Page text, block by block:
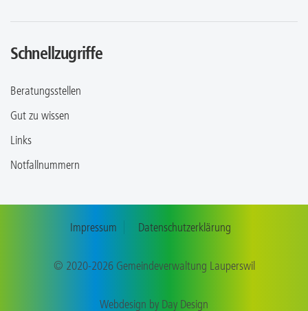
Schnellzugriffe
Beratungsstellen
Gut zu wissen
Links
Notfallnummern
Impressum Datenschutzerklärung
© 2020-2026 Gemeindeverwaltung Lauperswil
Webdesign by Day Design